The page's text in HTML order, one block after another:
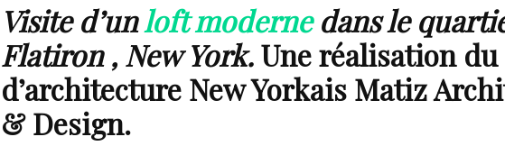
Visite d’unloft modernedans le
Flatiron , New York.Une réalisation
d’architecture New Yorkais Matiz
& Design.